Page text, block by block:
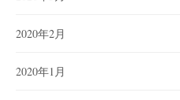
2020年2月
2020年1月